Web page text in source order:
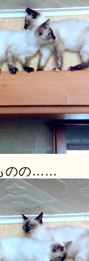
のの……